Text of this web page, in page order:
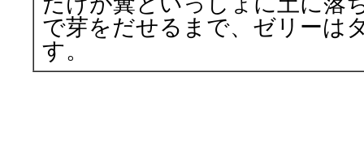
で芽をだせるまで、ゼリーは
す。